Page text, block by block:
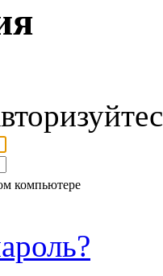
компьютере